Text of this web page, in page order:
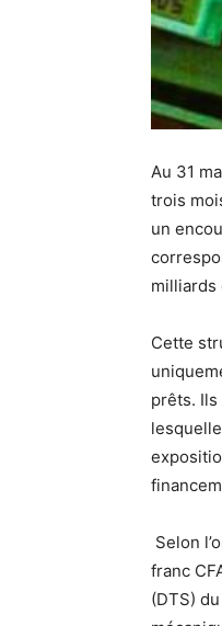
Au 31
trois
un
milliards
Cette
prêts.
Selon
franc
(DTS)